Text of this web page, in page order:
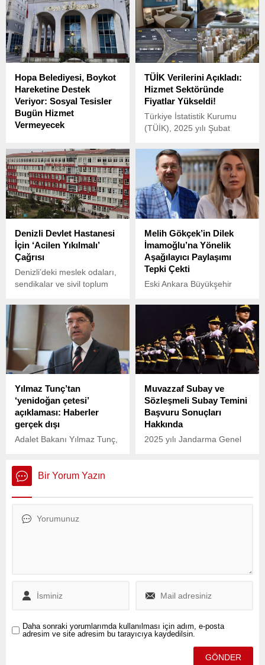
Hopa Belediyesi, Boykot
Hareketine Destek
Veriyor: Sosyal Tesisler
Bugün Hizmet
Vermeyecek
Cihan, 2 Nisan Çarşamba
günü yapılacak olan
Tüketim Boykotu’na destek
verdiğini duyurdu.
TÜİK Verilerini Açıkladı:
Hizmet Sektöründe
Fiyatlar Yükseldi!
Türkiye İstatistik Kurumu
(TÜİK), 2025 yılı Şubat
Fiyat Endeksi (H-ÜFE)
verilerini yayımladı.
Denizli Devlet Hastanesi
İçin ‘Acilen Yıkılmalı’
Çağrısı
Denizli’deki meslek odaları,
sendikalar ve sivil toplum
Denizli Sağlık Platformu, 6
Şubat depreminin
yıldönümünde, depreme
dayanıksız raporu verilen
Denizli Devlet Hastanesi’nin
bir an önce boşaltılmasını
Melih Gökçek’in Dilek
İmamoğlu’na Yönelik
Aşağılayıcı Paylaşımı
Tepki Çekti
Eski Ankara Büyükşehir
Gökçek, sosyal medya
hesabından yaptığı
paylaşımda, İstanbul
Büyükşehir Belediye
Başkanı Ekrem
İmamoğlu’nun eşi Dilek
Yılmaz Tunç’tan
‘yenidoğan çetesi’
açıklaması: Haberler
gerçek dışı
Adalet Bakanı Yılmaz Tunç,
dosyasını yürüten
Cumhuriyet Savcısı Yavuz
Engin’in görevden
haberler gerçek dışıdır.
devam etmektedir
Muvazzaf Subay ve
Sözleşmeli Subay Temini
Başvuru Sonuçları
Hakkında
2025 yılı Jandarma Genel
Ocak’ta tamamlanmıştır,
Bir Yorum Yazın
Daha sonraki yorumlarımda kullanılması için adım, e-posta
adresim ve site adresim bu tarayıcıya kaydedilsin.